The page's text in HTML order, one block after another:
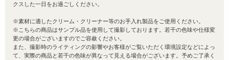
クスした一日をお過ごしください。
※素材に適したクリーム・クリーナー等のお手入れ製品をご使用ください。
※こちらの商品はサンプル品を使用して撮影しております。若干の色味や仕様変
更の場合がございますのでご容赦ください。
また、撮影時のライティングの影響やお客様がご覧いただく環境設定などによっ
て、実際の商品と若干の色味が異なって見える場合がございます。予めご了承く